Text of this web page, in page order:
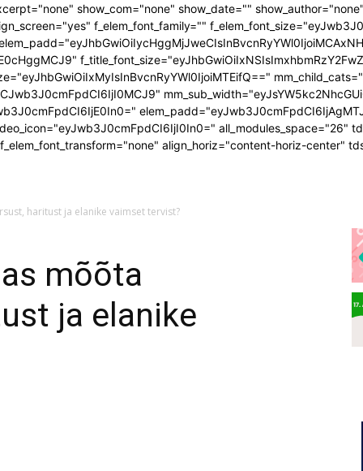
show_com="none" show_date=""
f_elem_font_family=""
all_modules_space="26"
align_horiz="content-horiz-center"
haritust ja elanike vaimset tervist?
mõõta
ja elanike